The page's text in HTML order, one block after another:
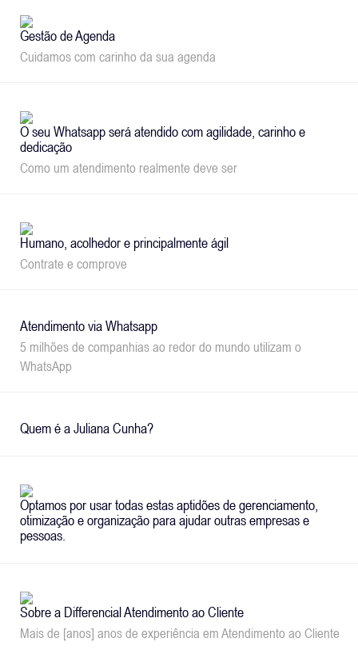
Gestão de Agenda
Cuidamos com carinho da sua agenda
O seu Whatsapp será atendido com agilidade, carinho e
dedicação
Como um atendimento realmente deve ser
Humano, acolhedor e principalmente ágil
Contrate e comprove
Atendimento via Whatsapp
5 milhões de companhias ao redor do mundo utilizam o
WhatsApp
Quem é a Juliana Cunha?
Optamos por usar todas estas aptidões de gerenciamento,
otimização e organização para ajudar outras empresas e
pessoas.
Sobre a Differencial Atendimento ao Cliente
Mais de [anos] anos de experiência em Atendimento ao Cliente